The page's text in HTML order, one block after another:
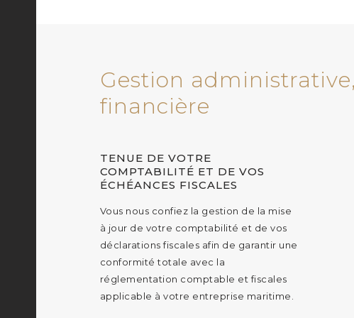
Gestion
financière
TENUE DE VOTRE
COMPTABILITÉ ET DE VOS
ÉCHÉANCES FISCALES
Vous nous confiez la gestion de la mise
à jour de votre comptabilité et de vos
déclarations fiscales afin de garantir une
conformité totale avec la
réglementation comptable et fiscales
applicable à votre entreprise maritime.